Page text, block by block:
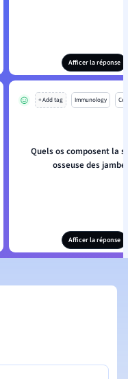
Afficer la réponse
+ Add tag Immunology
Quels os composent la
osseuse des
Afficer la réponse